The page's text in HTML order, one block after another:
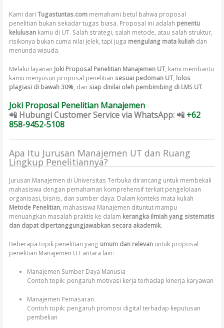
Kami dariTugastuntas.com memahami betul bahwa proposal
penelitian bukan sekadar tugas biasa. Proposal ini adalah penentu
kelulusan kamu di UT. Salah strategi, salah metode, atau salah struktur,
risikonya bukan cuma nilai jelek, tapi juga mengulang mata kuliah dan
menunda wisuda.
Melalui layanan Joki Proposal Penelitian Manajemen UT , kami membantu
kamu menyusun proposal penelitian sesuai pedoman UT lolos
plagiasi di bawah 30% , dan siap dinilai oleh pembimbing di LMS UT.
Joki Proposal Penelitian Manajemen
📲 Hubungi Customer Servicevia WhatsApp: 📲 +62
858-9452-5108
Apa Itu Jurusan Manajemen UT dan Ruang
Lingkup Penelitiannya?
Jurusan Manajemen di Universitas Terbuka dirancang untuk membekali
mahasiswa dengan pemahaman komprehensif terkait pengelolaan
organisasi, bisnis, dan sumber daya. Dalam konteks mata kuliah
Metode Penelitian, mahasiswa Manajemen dituntut mampu
menuangkan masalah praktis ke dalam kerangka ilmiah yang sistematis
dan dapat dipertanggungjawabkan secara akademik.
Beberapa topik penelitian yang umum dan relevan untuk proposal
penelitian Manajemen UT antara lain:
Manajemen Sumber Daya Manusia
Contoh topik: pengaruh motivasi kerja terhadap kinerja karyawan
Manajemen Pemasaran
Contoh topik: pengaruh promosi digital terhadap keputusan
pembelian